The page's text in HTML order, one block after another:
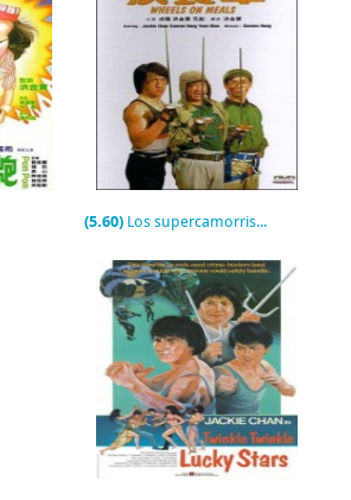
(5.60) Los supercamorristas (Comidas a domicilio)